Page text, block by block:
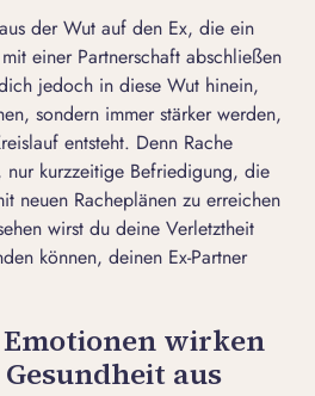
der Wut auf den Ex, die ein
einer Partnerschaft abschließen
jedoch in diese Wut hinein,
sondern immer stärker werden,
entsteht. Denn Rache
kurzzeitige Befriedigung, die
neuen Racheplänen zu erreichen
wirst du deine Verletztheit
können, deinen Ex-Partner
wirken
aus